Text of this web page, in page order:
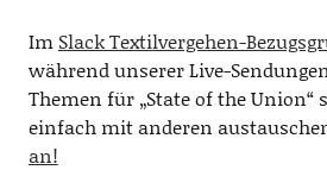
Im Slack Textilvergehen-
während unserer Live-
Themen für „State of the Union“
einfach mit anderen
an!